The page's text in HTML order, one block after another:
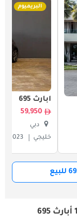
البريميوم
أبارث 695
59,950
دبي
خليجي
2023